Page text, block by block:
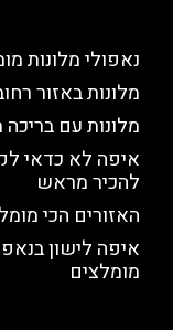
נאפולי מלונות
מלונות באזור
מלונות עם
איפה לא כדאי
להכיר מראש
האזורים הכי
איפה לישון
מומלצים